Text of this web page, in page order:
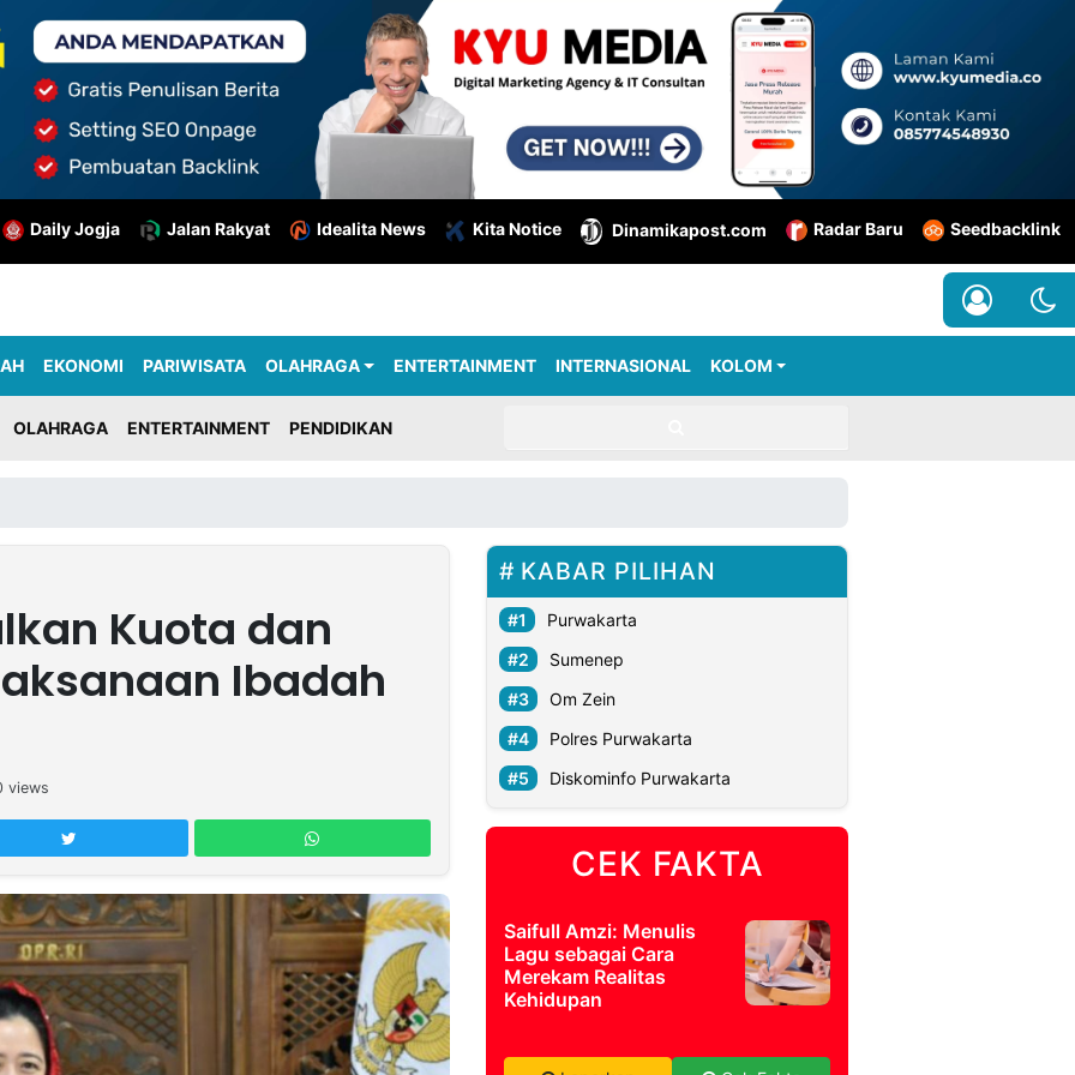
Daily Jogja Jalan Rakyat Idealita News Kita Notice Dinamikapost.com Radar Baru Seedbacklink
EKONOMI PARIWISATA OLAHRAGA ENTERTAINMENT INTERNASIONAL KOLOM
OLAHRAGA ENTERTAINMENT PENDIDIKAN
Kuota dan
Ibadah
views
KABAR PILIHAN
Purwakarta
Sumenep
Om Zein
Polres Purwakarta
Diskominfo Purwakarta
CEK FAKTA
Saifull Amzi: Menulis
Lagu sebagai Cara
Merekam Realitas
Kehidupan